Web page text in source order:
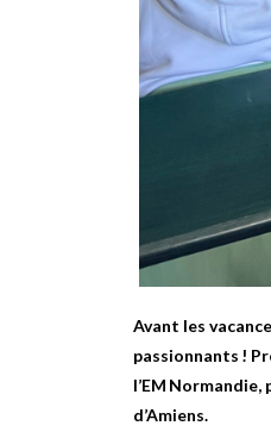
Avant les
passionnants !
l’EM
d’Amiens.